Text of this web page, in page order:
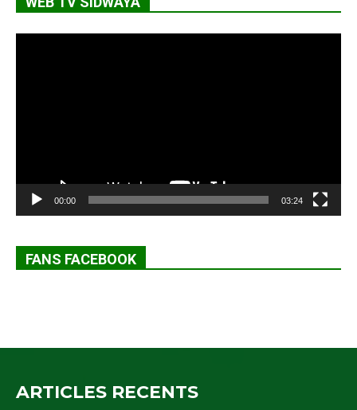
00:00 03:24
FANS FACEBOOK
ARTICLES RECENTS